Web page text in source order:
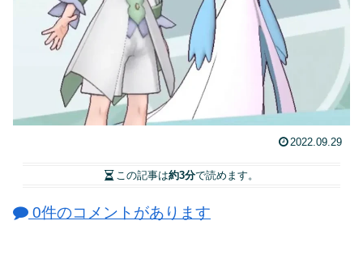
2022.09.29
この記事は約3分で読めます。
0件のコメントがあります